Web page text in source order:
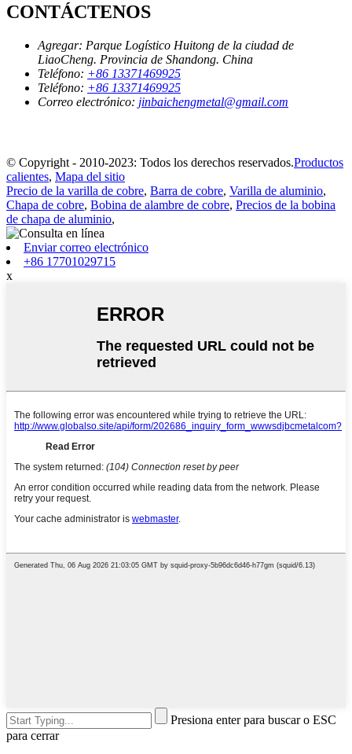
CONTÁCTENOS
Agregar: Parque Logístico Huitong de la ciudad de
LiaoCheng. Provincia de Shandong. China
Teléfono: +86 13371469925
Teléfono: +86 13371469925
Correo electrónico: jinbaichengmetal@gmail.com
© Copyright - 2010-2023: Todos los derechos reservados.Productos
calientes, Mapa del sitio
Precio de la varilla de cobre, Barra de cobre, Varilla de aluminio,
Chapa de cobre, Bobina de alambre de cobre, Precios de la bobina
de chapa de aluminio,
Enviar correo electrónico
+86 17701029715
x
Presiona enter para buscar o ESC
para cerrar